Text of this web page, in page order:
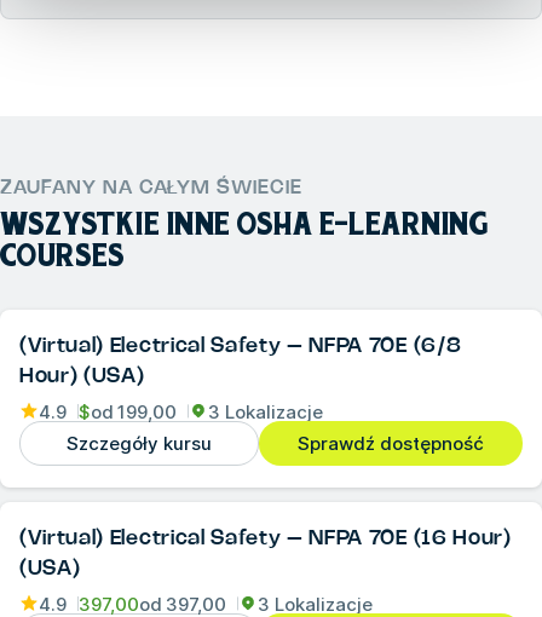
ZAUFANY NA CAŁYM ŚWIECIE
WSZYSTKIE INNEOSHA E-LEARNING
COURSES
(Virtual) Electrical Safety – NFPA 70E (6/8
Hour) (USA)
4.9 $od 199,00
3 Lokalizacje
Szczegóły kursu
Sprawdź dostępność
(Virtual) Electrical Safety – NFPA 70E (16 Hour)
(USA)
4.9 397,00od 397,00
3 Lokalizacje